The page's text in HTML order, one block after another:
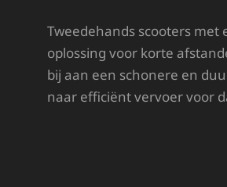
Tweedehands scooters
oplossing voor korte
bij aan een schonere en
naar efficiënt vervoer voor